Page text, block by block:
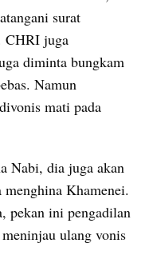
surat
CHRI juga
diminta bungkam
Namun
mati pada
Nabi, dia juga akan
Khamenei.
pekan ini pengadilan
ulang vonis